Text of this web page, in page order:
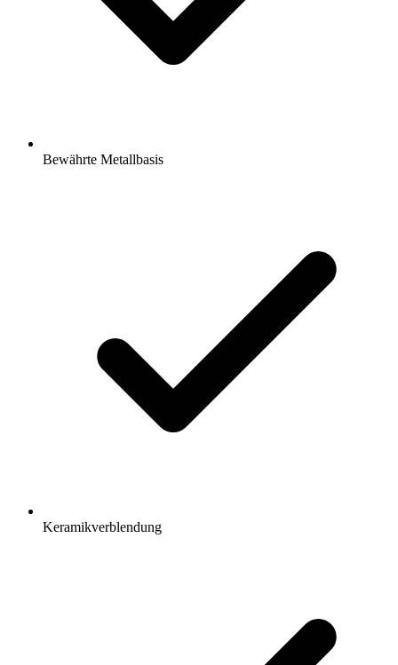
Bewährte Metallbasis
Keramikverblendung